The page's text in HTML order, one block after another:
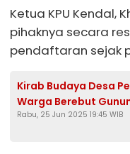
Ketua KPU Kendal,
pihaknya secara
pendaftaran sejak
Kirab Budaya Desa
Warga Berebut
Keberkahan
Rabu, 25 Jun 2025 19:45 WIB